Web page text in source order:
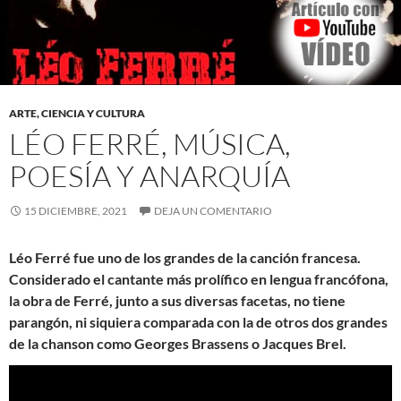
ARTE, CIENCIA Y CULTURA
LÉO FERRÉ, MÚSICA,
POESÍA Y ANARQUÍA
15 DICIEMBRE, 2021 DEJA UN COMENTARIO
Léo Ferré fue uno de los grandes de la canción francesa.
Considerado el cantante más prolífico en lengua francófona,
la obra de Ferré, junto a sus diversas facetas, no tiene
parangón, ni siquiera comparada con la de otros dos grandes
de la chanson como Georges Brassens o Jacques Brel.